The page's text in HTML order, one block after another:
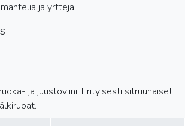
ja yrttejä.
ja juustoviini. Erityisesti sitruunaiset